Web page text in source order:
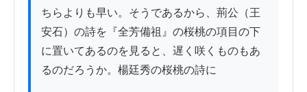
ちらよりも早い。そうであるから、荊公（王
安石）の詩を『全芳備祖』の桜桃の項目の下
に置いてあるのを見ると、遅く咲くものもあ
るのだろうか。楊廷秀の桜桃の詩に